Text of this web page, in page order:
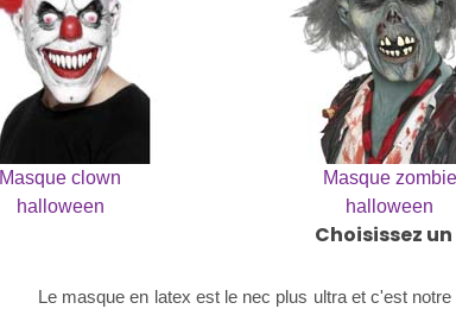
Masque clown
halloween
Masque zombie
halloween
Choisissez
Le masque en latex est le nec plus ultra et c'est